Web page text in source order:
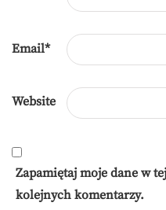
Email*
Website
Zapamiętaj moje dane w
kolejnych komentarzy.